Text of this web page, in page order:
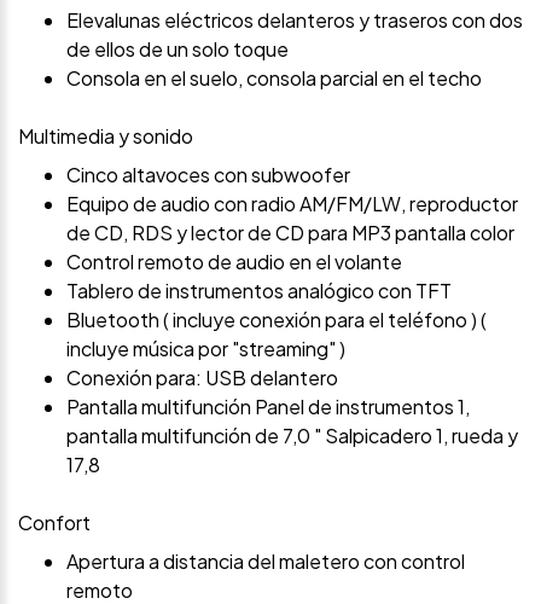
Elevalunas eléctricos delanteros y traseros con dos
de ellos de un solo toque
Consola en el suelo, consola parcial en el techo
Multimedia y sonido
Cinco altavoces con subwoofer
Equipo de audio con radio AM/FM/LW, reproductor
de CD, RDS y lector de CD para MP3 pantalla color
Control remoto de audio en el volante
Tablero de instrumentos analógico con TFT
Bluetooth ( incluye conexión para el teléfono ) (
incluye música por "streaming" )
Conexión para: USB delantero
Pantalla multifunción Panel de instrumentos 1,
pantalla multifunción de 7,0 " Salpicadero 1, rueda y
17,8
Confort
Apertura a distancia del maletero con control
remoto